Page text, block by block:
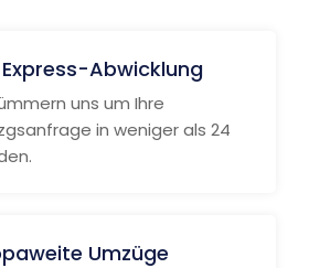
Abwicklung
uns um Ihre
in weniger als 24
Umzüge